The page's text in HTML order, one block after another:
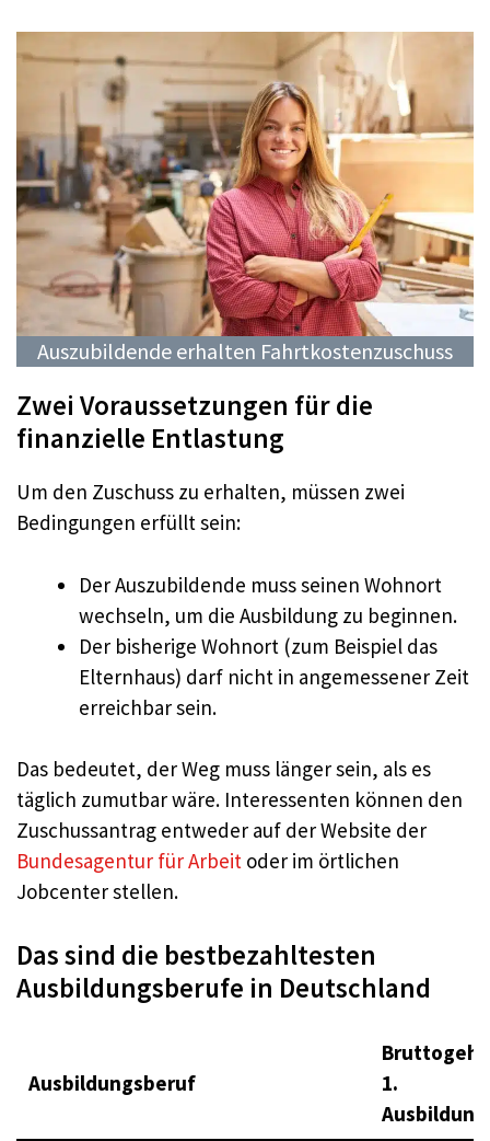
Auszubildende erhalten Fahrtkostenzuschuss
Zwei Voraussetzungen für die
finanzielle Entlastung
Um den Zuschuss zu erhalten, müssen zwei
Bedingungen erfüllt sein:
Der Auszubildende muss seinen Wohnort
wechseln, um die Ausbildung zu beginnen.
Der bisherige Wohnort (zum Beispiel das
Elternhaus) darf nicht in angemessener Zeit
erreichbar sein.
Das bedeutet, der Weg muss länger sein, als es
täglich zumutbar wäre. Interessenten können den
Zuschussantrag entweder auf der Website der
Bundesagentur für Arbeit oder im örtlichen
Jobcenter stellen.
Das sind die bestbezahltesten
Ausbildungsberufe in Deutschland
Ausbildungsberuf
1.